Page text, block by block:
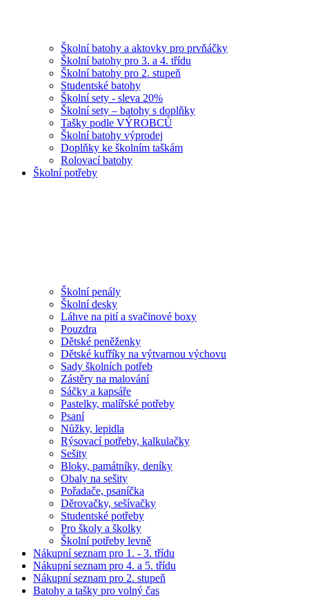
Školní batohy a aktovky pro prvňáčky
Školní batohy pro 3. a 4. třídu
Školní batohy pro 2. stupeň
Studentské batohy
Školní sety - sleva 20%
Školní sety – batohy s doplňky
Tašky podle VÝROBCŮ
Školní batohy výprodej
Doplňky ke školním taškám
Rolovací batohy
Školní potřeby
Školní penály
Školní desky
Láhve na pití a svačinové boxy
Pouzdra
Dětské peněženky
Dětské kufříky na výtvarnou výchovu
Sady školních potřeb
Zástěry na malování
Sáčky a kapsáře
Pastelky, malířské potřeby
Psaní
Nůžky, lepidla
Rýsovací potřeby, kalkulačky
Sešity
Bloky, památníky, deníky
Obaly na sešity
Pořadače, psaníčka
Děrovačky, sešívačky
Studentské potřeby
Pro školy a školky
Školní potřeby levně
Nákupní seznam pro 1. - 3. třídu
Nákupní seznam pro 4. a 5. třídu
Nákupní seznam pro 2. stupeň
Batohy a tašky pro volný čas